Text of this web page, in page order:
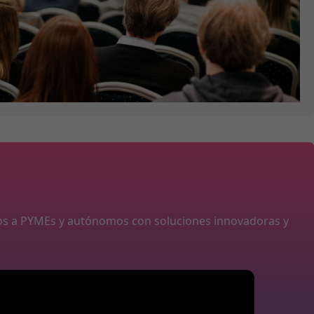
a PYMEs y autónomos con soluciones innovadoras y